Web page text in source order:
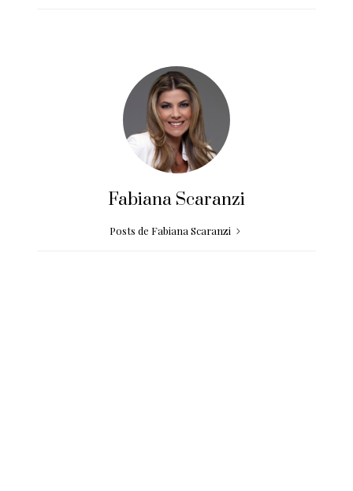
Fabiana Scaranzi
Posts de Fabiana Scaranzi